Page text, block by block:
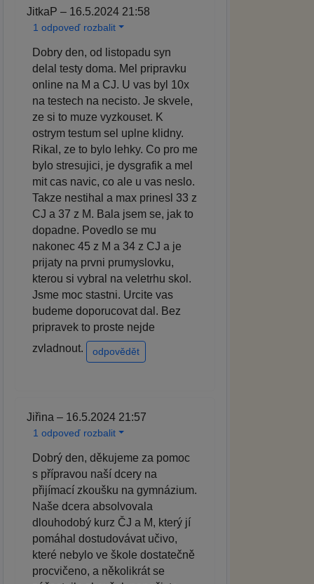
JitkaP – 16.5.2024 21:58
1 odpoveď rozbalit
Dobry den, od listopadu syn
delal testy doma. Mel pripravku
online na M a CJ. U vas byl 10x
na testech na necisto. Je skvele,
ze si to muze vyzkouset. K
ostrym testum sel uplne klidny.
Rikal, ze to bylo lehky. Co pro me
bylo stresujici, je dysgrafik a mel
mit cas navic, co ale u vas neslo.
Takze nestihal a max prinesl 33 z
CJ a 37 z M. Bala jsem se, jak to
dopadne. Povedlo se mu
nakonec 45 z M a 34 z CJ a je
prijaty na prvni prumyslovku,
kterou si vybral na veletrhu skol.
Jsme moc stastni. Urcite vas
budeme doporucovat dal. Bez
pripravek to proste nejde
zvladnout.
odpovědět
Jiřina – 16.5.2024 21:57
1 odpoveď rozbalit
Dobrý den, děkujeme za pomoc
s přípravou naší dcery na
přijímací zkoušku na gymnázium.
Naše dcera absolvovala
dlouhodobý kurz ČJ a M, který jí
pomáhal dostudovávat učivo,
které nebylo ve škole dostatečně
procvičeno, a několikrát se